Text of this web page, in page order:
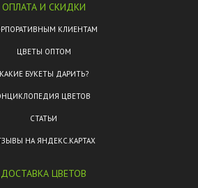
ОПЛАТА И СКИДКИ
КЛИЕНТАМ
ЦВЕТЫ ОПТОМ
КАКИЕ БУКЕТЫ ДАРИТЬ?
ЦВЕТОВ
СТАТЬИ
НА ЯНДЕКС.КАРТАХ
ДОСТАВКА ЦВЕТОВ